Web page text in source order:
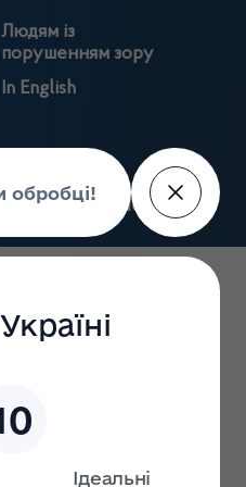
Людям із
порушенням зору
In English
Пошук
портал
Держлікслужби